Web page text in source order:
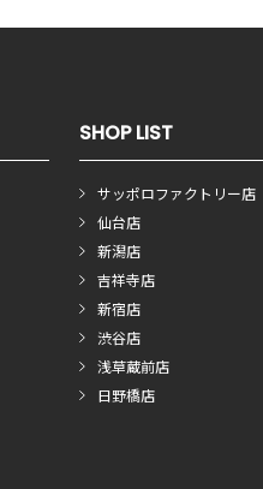
SHOP LIST
サッポロファクトリー店
仙台店
新潟店
吉祥寺店
新宿店
渋谷店
浅草蔵前店
日野橋店